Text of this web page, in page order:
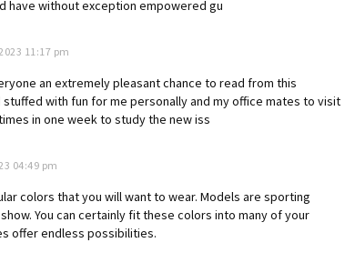
have without exception empowered gu
11:17 pm
an extremely pleasant chance to read from this
with fun for me personally and my office mates to visit
in one week to study the new iss
04:49 pm
colors that you will want to wear. Models are sporting
You can certainly fit these colors into many of your
offer endless possibilities.